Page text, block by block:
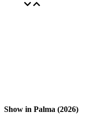
Show in Palma (2026)